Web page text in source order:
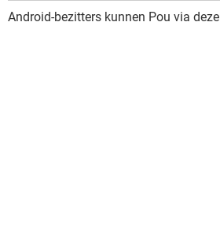
Android-bezitters kunnen Pou via deze